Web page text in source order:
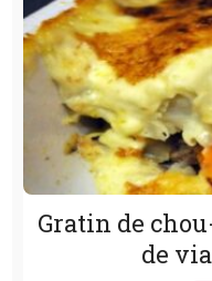
Gratin de
de